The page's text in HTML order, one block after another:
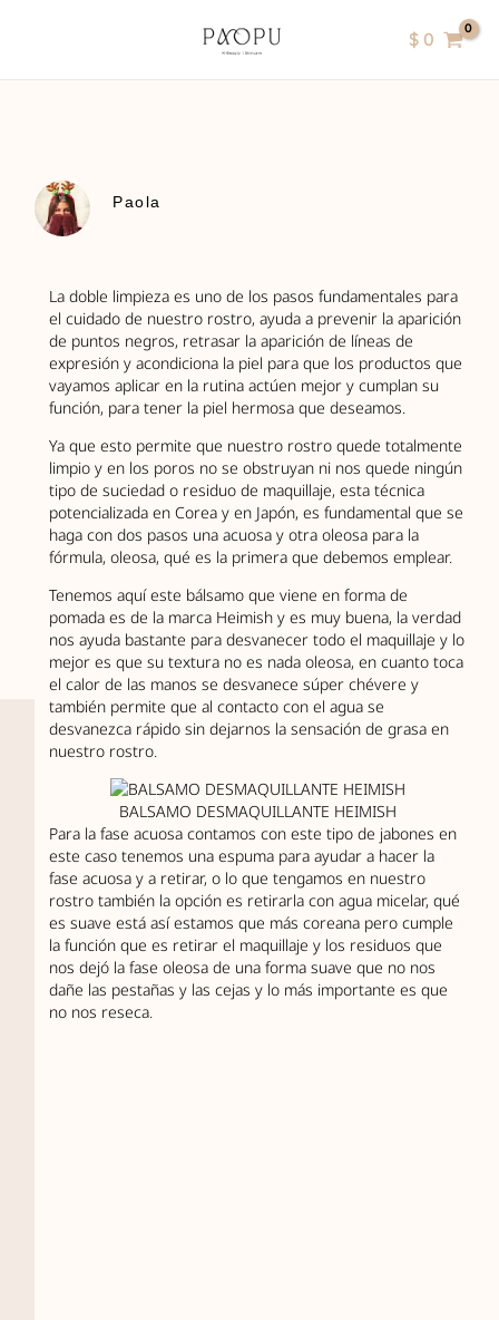
$0
Paola
La doble limpieza es uno de los pasos fundamentales para
el cuidado de nuestro rostro, ayuda a prevenir la aparición
de puntos negros, retrasar la aparición de líneas de
expresión y acondiciona la piel para que los productos que
vayamos aplicar en la rutina actúen mejor y cumplan su
función, para tener la piel hermosa que deseamos.
Ya que esto permite que nuestro rostro quede totalmente
limpio y en los poros no se obstruyan ni nos quede ningún
tipo de suciedad o residuo de maquillaje, esta técnica
potencializada en Corea y en Japón, es fundamental que se
haga con dos pasos una acuosa y otra oleosa para la
fórmula, oleosa, qué es la primera que debemos emplear.
Tenemos aquí este bálsamo que viene en forma de
pomada es de la marca Heimish y es muy buena, la verdad
nos ayuda bastante para desvanecer todo el maquillaje y lo
mejor es que su textura no es nada oleosa, en cuanto toca
el calor de las manos se desvanece súper chévere y
también permite que al contacto con el agua se
desvanezca rápido sin dejarnos la sensación de grasa en
nuestro rostro.
BALSAMO DESMAQUILLANTE HEIMISH
Para la fase acuosa contamos con este tipo de jabones en
este caso tenemos una espuma para ayudar a hacer la
fase acuosa y a retirar, o lo que tengamos en nuestro
rostro también la opción es retirarla con agua micelar, qué
es suave está así estamos que más coreana pero cumple
la función que es retirar el maquillaje y los residuos que
nos dejó la fase oleosa de una forma suave que no nos
dañe las pestañas y las cejas y lo más importante es que
no nos reseca.